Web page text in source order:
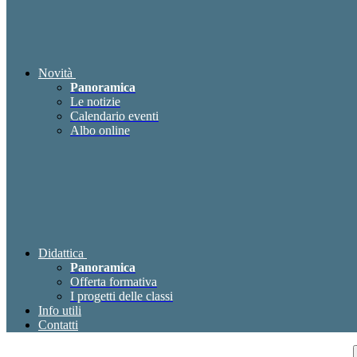
Novità
Panoramica
Le notizie
Calendario eventi
Albo online
Didattica
Panoramica
Offerta formativa
I progetti delle classi
Info utili
Contatti